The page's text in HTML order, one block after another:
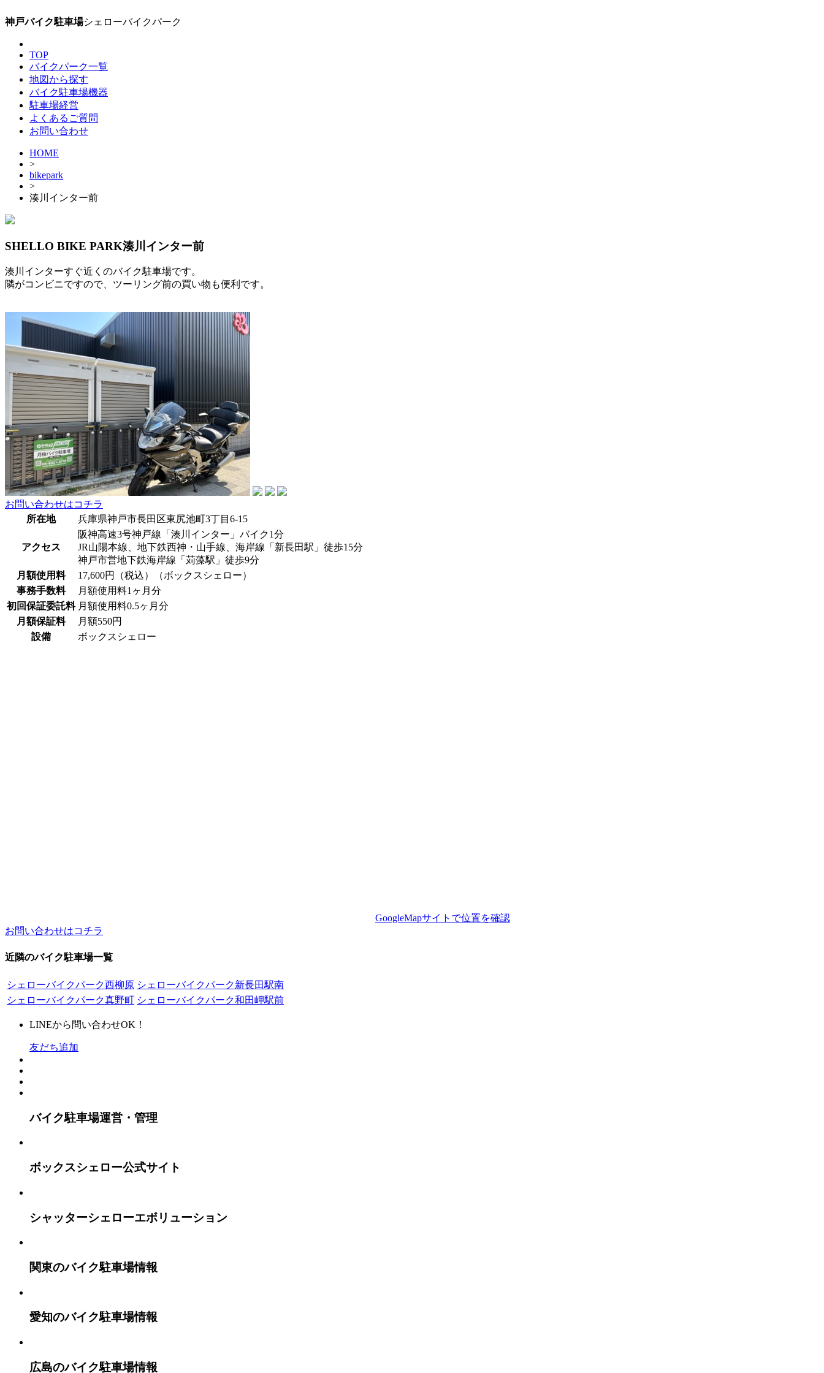
神戸バイク駐車場シェローバイクパーク
TOP
バイクパーク一覧
地図から探す
バイク駐車場機器
駐車場経営
よくあるご質問
お問い合わせ
HOME
>
bikepark
>
湊川インター前
SHELLO BIKE PARK湊川インター前
湊川インターすぐ近くのバイク駐車場です。
隣がコンビニですので、ツーリング前の買い物も便利です。
お問い合わせはコチラ
所在地
兵庫県神戸市長田区東尻池町3丁目6-15
アクセス
阪神高速3号神戸線「湊川インター」バイク1分
JR山陽本線、地下鉄西神・山手線、海岸線「新長田駅」徒歩15分
神戸市営地下鉄海岸線「苅藻駅」徒歩9分
月額使用料
17,600円（税込）（ボックスシェロー）
事務手数料
月額使用料1ヶ月分
初回保証委託料 月額使用料0.5ヶ月分
月額保証料
月額550円
設備
ボックスシェロー
GoogleMapサイトで位置を確認
お問い合わせはコチラ
近隣のバイク駐車場一覧
シェローバイクパーク西柳原 シェローバイクパーク新長田駅南
シェローバイクパーク真野町 シェローバイクパーク和田岬駅前
LINEから問い合わせOK！
友だち追加
バイク駐車場運営・管理
ボックスシェロー公式サイト
シャッターシェローエボリューション
関東のバイク駐車場情報
愛知のバイク駐車場情報
広島のバイク駐車場情報